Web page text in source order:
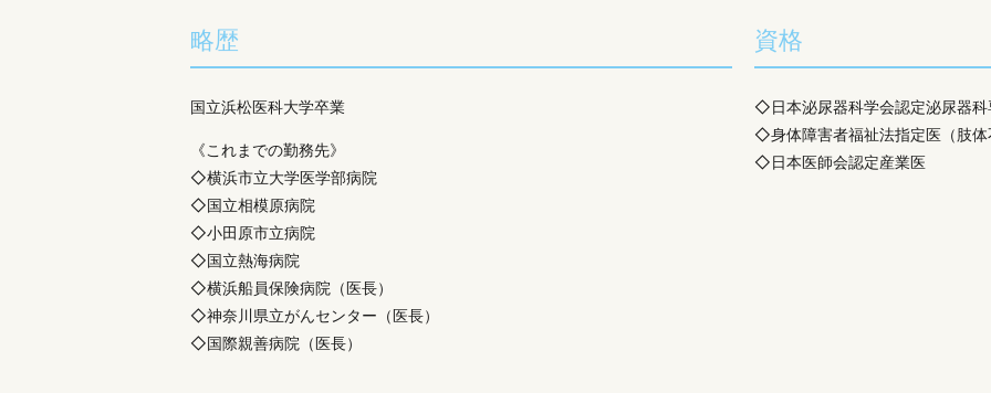
略歴
国立浜松医科大学卒業
《これまでの勤務先》
◇横浜市立大学医学部病院
◇国立相模原病院
◇小田原市立病院
◇国立熱海病院
◇横浜船員保険病院（医長）
◇神奈川県立がんセンター（医長）
◇国際親善病院（医長）
資格
◇日本泌尿器科学会認定泌尿器科
◇身体障害者福祉法指定医（肢体
◇日本医師会認定産業医